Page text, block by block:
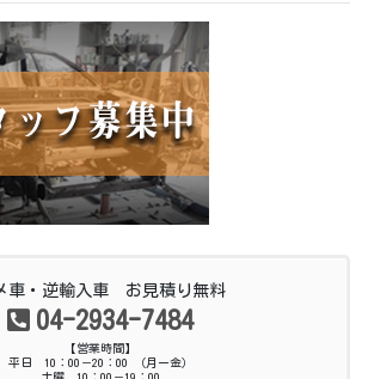
車・逆輸入車 お見積り無料
04-2934-7484
【営業時間】
平日 10：00－20：00 （月ー金）